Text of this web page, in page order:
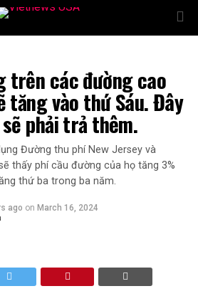
trên các đường cao
tăng vào thứ Sáu. Đây
phải trả thêm.
Đường thu phí New Jersey và
thấy phí cầu đường của họ tăng 3%
thứ ba trong ba năm.
ago on March 16, 2024